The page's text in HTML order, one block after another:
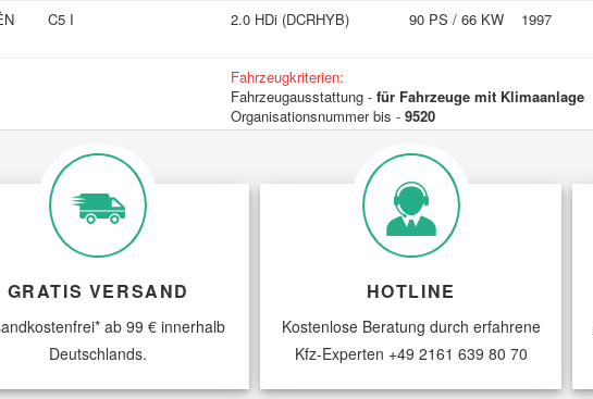
C5 I 2.0 HDi (DCRHYB) 90 PS / 66 KW 1997
Fahrzeugkriterien:
Fahrzeugausstattung - für Fahrzeuge mit Klimaanlage
Organisationsnummer bis - 9520
109 PS / 80
Fahrzeugausstattung - für Fahrzeuge mit Klimaanlage
Organisationsnummer bis -9520
C5 I
133 PS / 98
Fahrzeugkriterien:
Organisationsnummer bis -9519
GRATIS VERSAND
ab 99 € innerhalb
Deutschlands.
HOTLINE
Kostenlose Beratung durch erfahrene
Kfz-Experten +49 2161 639 80 70